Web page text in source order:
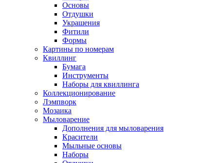
Основы
Отдушки
Украшения
Фитили
Формы
Картины по номерам
Квиллинг
Бумага
Инструменты
Наборы для квиллинга
Коллекционирование
Лэмпворк
Мозаика
Мыловарение
Дополнения для мыловарения
Красители
Мыльные основы
Наборы